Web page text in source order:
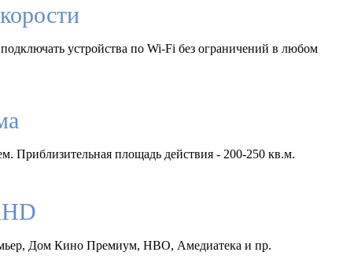
устройства по Wi-Fi без ограничений в любом
Приблизительная площадь действия - 200-250 кв.м.
Дом Кино Премиум, HBO, Амедиатека и пр.